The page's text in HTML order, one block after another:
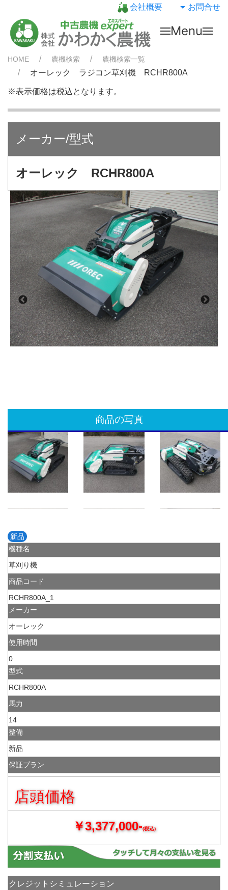
会社概要 お問合せ
Menu
HOME 農機検索 農機検索一覧
オーレック ラジコン草刈機 RCHR800A
※表示価格は税込となります。
メーカー/型式
オーレック RCHR800A
商品の写真
新品
機種名
草刈り機
商品コード
RCHR800A_1
メーカー
オーレック
使用時間
0
型式
RCHR800A
馬力
14
整備
新品
保証プラン
店頭価格
￥3,377,000-(税込)
クレジットシミュレーション